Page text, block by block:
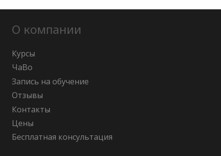
О компании
Курсы
ЧаВо
Запись на обучение
Отзывы
Контакты
Цены
Бесплатная консультация